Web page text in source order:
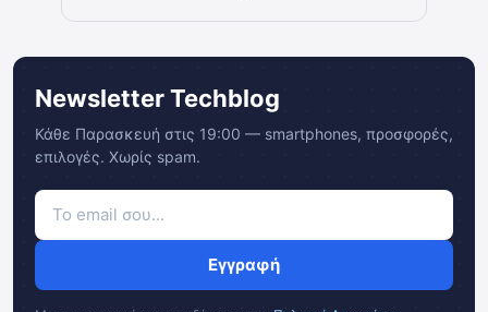
Newsletter Techblog
Κάθε Παρασκευή στις 19:00 — smartphones, προσφορές,
επιλογές. Χωρίς spam.
Εγγραφή